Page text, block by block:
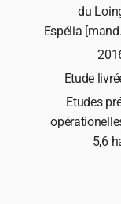
du
Espélia
Etude
Etudes
5,6